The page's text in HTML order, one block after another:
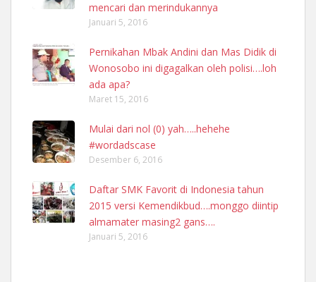
mencari dan merindukannya
Januari 5, 2016
Pernikahan Mbak Andini dan Mas Didik di
Wonosobo ini digagalkan oleh polisi….loh
ada apa?
Maret 15, 2016
Mulai dari nol (0) yah…..hehehe
#wordadscase
Desember 6, 2016
Daftar SMK Favorit di Indonesia tahun
2015 versi Kemendikbud….monggo diintip
almamater masing2 gans….
Januari 5, 2016